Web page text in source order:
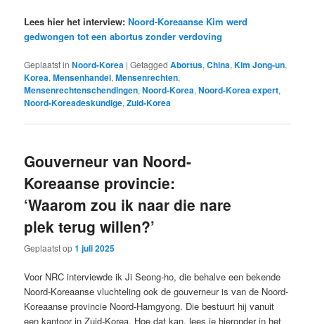
Lees hier het interview:Noord-Koreaanse Kim werd
gedwongen tot een abortus zonder verdoving
Geplaatst in Noord-Korea |Getagged Abortus,China,Kim Jong-un,
Korea,Mensenhandel,Mensenrechten,
Mensenrechtenschendingen,Noord-Korea,Noord-Korea expert,
Noord-Koreadeskundige,Zuid-Korea
Gouverneur van Noord-
Koreaanse provincie:
‘Waarom zou ik naar die nare
plek terug willen?’
Geplaatst op1 juli 2025
Voor NRC interviewde ik Ji Seong-ho, die behalve een bekende
Noord-Koreaanse vluchteling ook de gouverneur is van de Noord-
Koreaanse provincie Noord-Hamgyong. Die bestuurt hij vanuit
een kantoor in Zuid-Korea. Hoe dat kan, lees je hieronder in het